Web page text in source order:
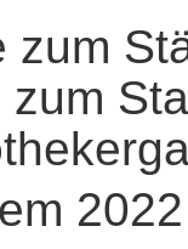
zum
zum